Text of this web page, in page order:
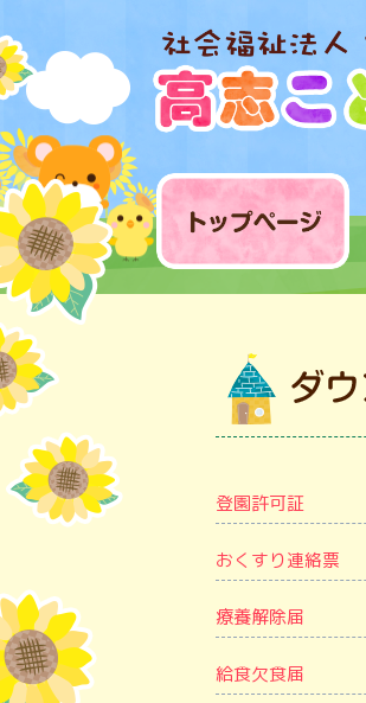
登園許可証
おくすり連絡票
療養解除届
給食欠食届